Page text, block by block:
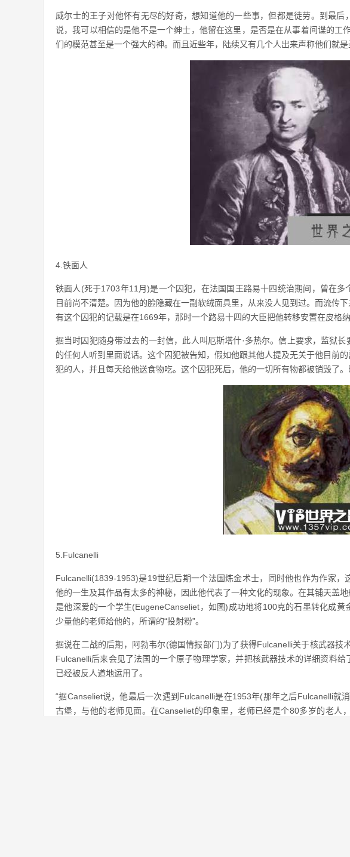
威尔士的王子对他怀有无尽的好奇，想知道他的一些事，但都是徒劳。到最
说，我可以相信的是他不是一个绅士，他留在这里，是否是在从事着间谍的工
们的模范甚至是一个强大的神。而且近些年，陆续又有几个人出来声称他们就是
4.铁面人
铁面人(死于1703年11月)是一个囚犯，在法国国王路易十四统治期间，曾在
目前尚不清楚。因为他的脸隐藏在一副软绒面具里，从来没人见到过。而流传
有这个囚犯的记载是在1669年，那时一个路易十四的大臣把他转移安置在皮格
据当时囚犯随身带过去的一封信，此人叫厄斯塔什·多热尔。信上要求，监狱
的任何人听到里面说话。这个囚犯被告知，假如他跟其他人提及无关于他目前
犯的人，并且每天给他送食物吃。这个囚犯死后，他的一切所有物都被销毁了。
5.Fulcanelli
Fulcanelli(1839-1953)是19世纪后期一个法国炼金术士，同时他也作为作家
他的一生及其作品有太多的神秘，因此他代表了一种文化的现象。在其铺天盖
是他深爱的一个学生(EugeneCanseliet，如图)成功地将100克的石墨转化成
少量他的老师给他的，所谓的“投射粉”。
据说在二战的后期，阿勃韦尔(德国情报部门)为了获得Fulcanelli关于核武器技
Fulcanelli后来会见了法国的一个原子物理学家，并把核武器技术的详细资料给
已经被反人道地运用了。
“据Canseliet说，他最后一次遇到Fulcanelli是在1953年(那年之后Fulcanelli就
古堡，与他的老师见面。在Canseliet的印象里，老师已经是个80多岁的老人